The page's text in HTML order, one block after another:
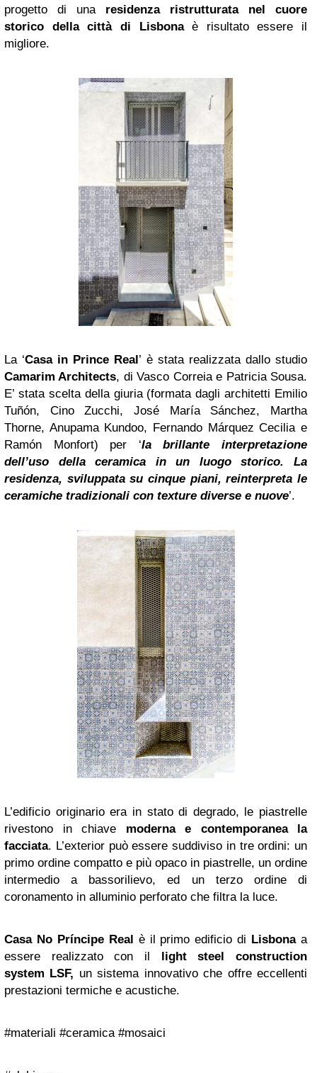
progetto di una residenza ristrutturata nel cuore
storico della città di Lisbonaè risultato essere il
migliore.
La ‘Casa in Prince Real ’ è stata realizzata dallo studio
Camarim Architects, di Vasco Correia e Patricia Sousa.
E’ stata scelta della giuria (formata dagli architetti Emilio
Tuñón, Cino Zucchi, José María Sánchez, Martha
Thorne, Anupama Kundoo, Fernando Márquez Cecilia e
Ramón Monfort) per ‘la brillante interpretazione
dell’uso della ceramica in un luogo storico. La
residenza, sviluppata su cinque piani, reinterpreta le
ceramiche tradizionali con texture diverse e nuove’.
L’edificio originario era in stato di degrado, le piastrelle
rivestono in chiave moderna e contemporanea la
facciata. L’exterior può essere suddiviso in tre ordini: un
primo ordine compatto e più opaco in piastrelle, un ordine
intermedio a bassorilievo, ed un terzo ordine di
coronamento in alluminio perforato che filtra la luce.
Casa No Príncipe Real è il primo edificio di Lisbonaa
essere realizzato con il
light steel construction
system LSF, un sistema innovativo che offre eccellenti
prestazioni termiche e acustiche.
#materiali #ceramica #mosaici